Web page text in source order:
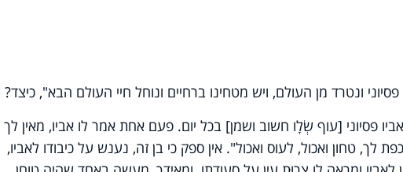
ונטרד מן העולם, ויש מטחינו ברחיים ונוחל חיי העולם הבא", כיצד?
פסיוני [עוף שְׂלָו חשוב ושמן] בכל יום. פעם אחת אמר לו אביו, מאין לך
לך, טחון ואכול, לעוס ואכול". אין ספק כי בן זה, נענש על כיבודו לאביו,